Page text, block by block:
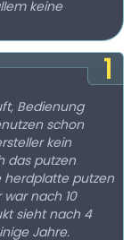
keine
1
Bedienung
schon
kein
das putzen
herdplatte putzen
war nach 10
sieht nach 4
Jahre.